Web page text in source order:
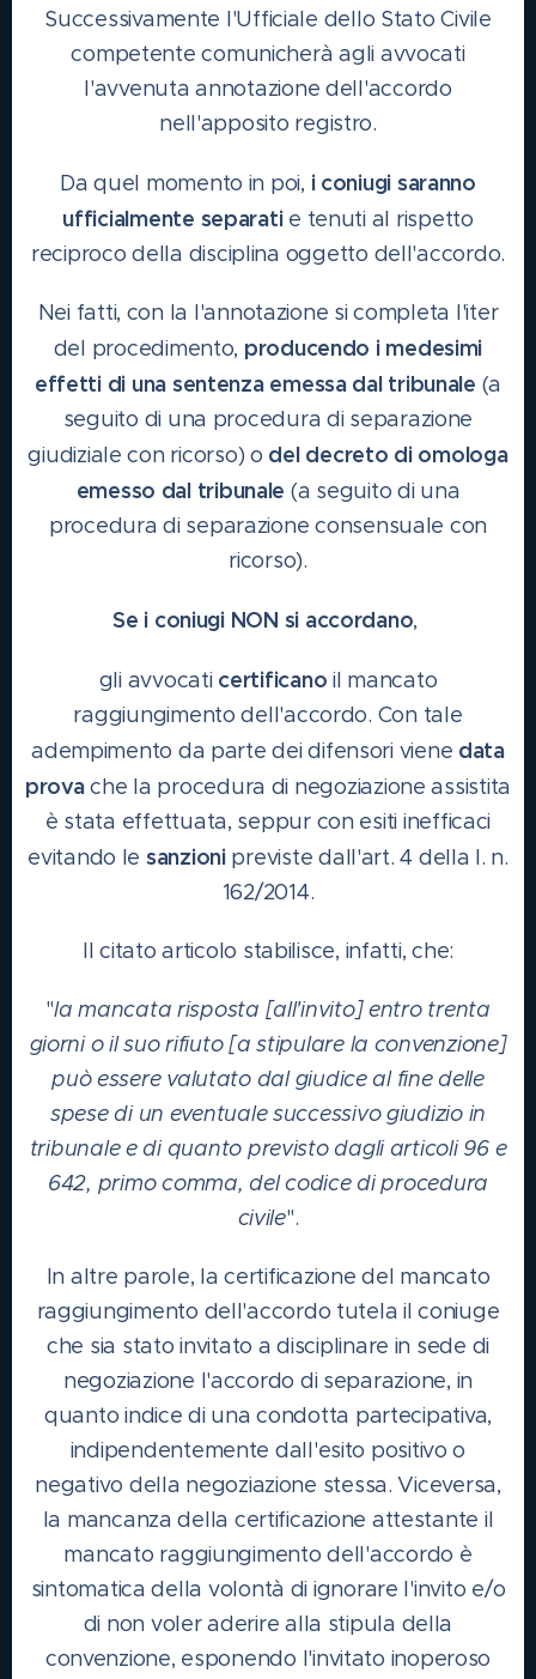
Successivamente l'Ufficiale dello Stato Civile
competente comunicherà agli avvocati
l'avvenuta annotazione dell'accordo
nell'apposito registro.
Da quel momento in poi, i coniugi saranno
ufficialmente separati e tenuti al rispetto
reciproco della disciplina oggetto dell'accordo.
Nei fatti, con la l'annotazione si completa l'iter
del procedimento, producendo i medesimi
effetti di una sentenza emessa dal tribunale (a
seguito di una procedura di separazione
giudiziale con ricorso) o del decreto di omologa
emesso dal tribunale (a seguito di una
procedura di separazione consensuale con
ricorso).
Se i coniugi NON si accordano,
gli avvocati certificano il mancato
raggiungimento dell'accordo. Con tale
adempimento da parte dei difensori viene data
provache la procedura di negoziazione assistita
è stata effettuata, seppur con esiti inefficaci
evitando le sanzionipreviste dall'art. 4 della l. n.
162/2014.
Il citato articolo stabilisce, infatti, che:
"la mancata risposta [all'invito] entro trenta
giorni o il suo rifiuto [a stipulare la convenzione]
può essere valutato dal giudice al fine delle
spese di un eventuale successivo giudizio in
tribunale e di quanto previsto dagli articoli 96 e
642, primo comma, del codice di procedura
civile".
In altre parole, la certificazione del mancato
raggiungimento dell'accordo tutela il coniuge
che sia stato invitato a disciplinare in sede di
negoziazione l'accordo di separazione, in
quanto indice di una condotta partecipativa,
indipendentemente dall'esito positivo o
negativo della negoziazione stessa. Viceversa,
la mancanza della certificazione attestante il
mancato raggiungimento dell'accordo è
sintomatica della volontà di ignorare l'invito e/o
di non voler aderire alla stipula della
convenzione, esponendo l'invitato inoperoso